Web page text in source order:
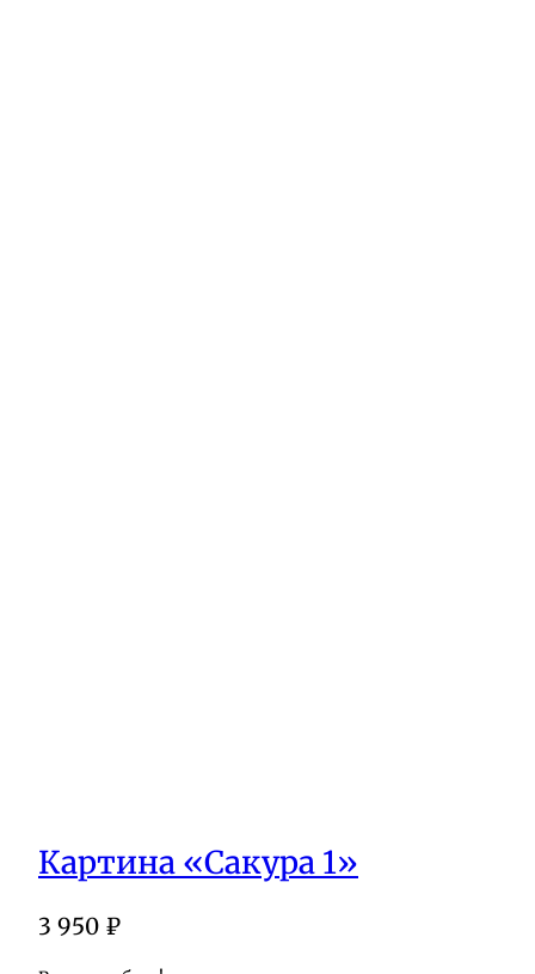
Картина «Сакура 1»
3 950 ₽